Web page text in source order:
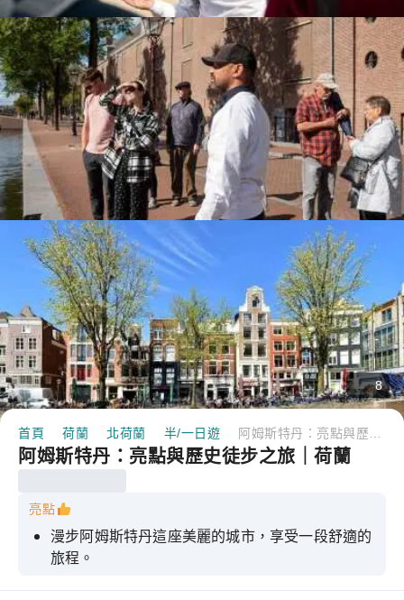
8
首頁 荷蘭 北荷蘭 半/一日遊
阿姆斯特丹：亮點與歷史徒步之旅｜荷蘭
亮點
漫步阿姆斯特丹這座美麗的城市，享受一段舒適的
旅程。
遊覽舊城區、水壩廣場和安妮法蘭克故居等景點。